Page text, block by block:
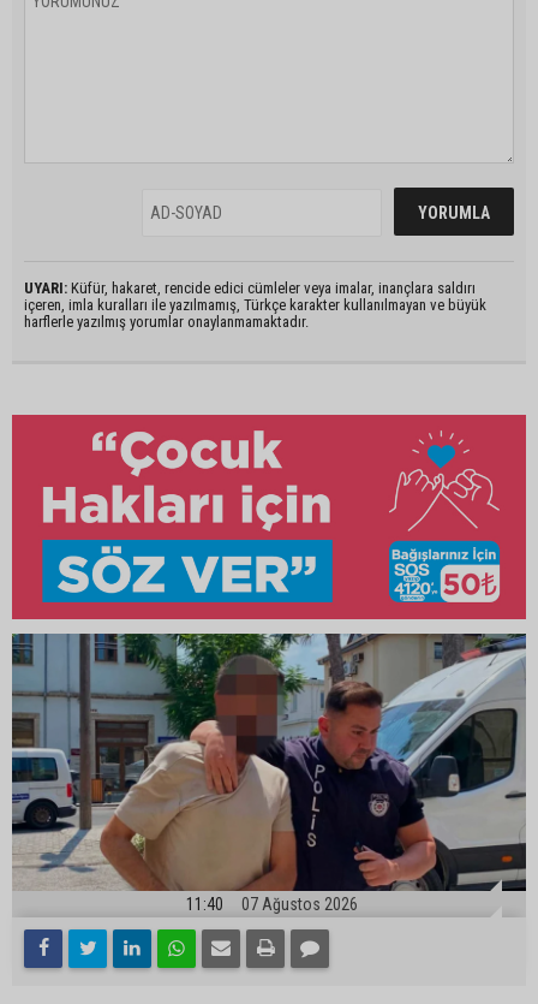
UYARI: Küfür, hakaret, rencide edici cümleler veya imalar, inançlara saldırı
içeren, imla kuralları ile yazılmamış, Türkçe karakter kullanılmayan ve büyük
harflerle yazılmış yorumlar onaylanmamaktadır.
11:40 07 Ağustos 2026